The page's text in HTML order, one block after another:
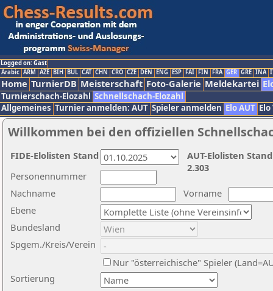
Logged on: Gast
Arabic ARM AZE BIH BUL CAT CHN CRO CZE DEN ENG ESP FAI FIN FRA GER GRE INA
Home TurnierDB Meisterschaft Foto-Galerie Meldekartei
Turnierschach-Elozahl Schnellschach-Elozahl
Allgemeines Turnier anmelden: AUT Spieler anmelden Elo AUT
Willkommen bei den offiziellen
Nachname
Vorname
Ebene
Sortierung
Personennummer
Bundesland
Spgem./Kreis/Verein
Nur "österreichische" Spieler
AUT-Elolisten
2.303
FIDE-Elolisten Stand